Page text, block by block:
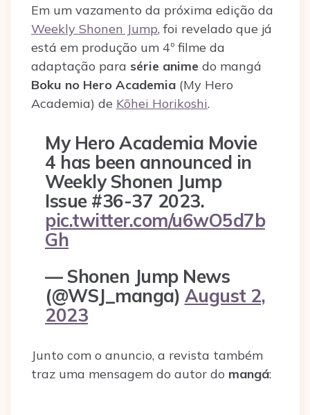
Em um vazamento da próxima edição da
Weekly Shonen Jump, foi revelado que já
está em produção um 4º filme da
adaptação para série anime do mangá
Boku no Hero Academia (My Hero
Academia) de Kōhei Horikoshi.
My Hero Academia Movie
4 has been announced in
Weekly Shonen Jump
Issue #36-37 2023.
pic.twitter.com/u6wO5d7b
Gh
— Shonen Jump News
(@WSJ_manga) August 2,
2023
Junto com o anuncio, a revista também
traz uma mensagem do autor do mangá: